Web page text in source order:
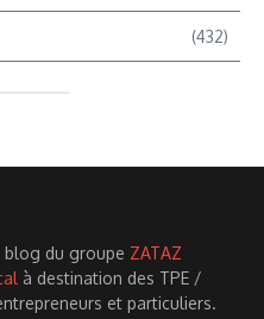
(432)
du groupe ZATAZ
à destination des TPE /
et particuliers.